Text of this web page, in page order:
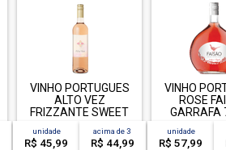
VINHO PORTUGUES
ALTO VEZ
FRIZZANTE SWEET
ROSE GARRAFA
750ML
unidade
R$ 45,99
acima de3
R$ 44,99
VINHO
ROSE
GARRAFA
unidade
R$ 57,99